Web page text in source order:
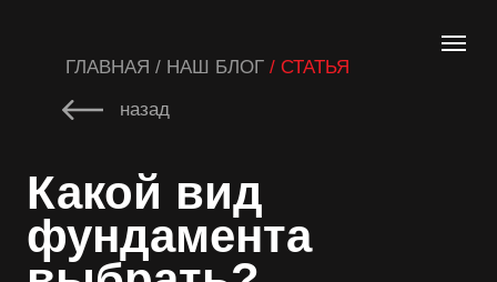
назад
фундамента
выбрать?